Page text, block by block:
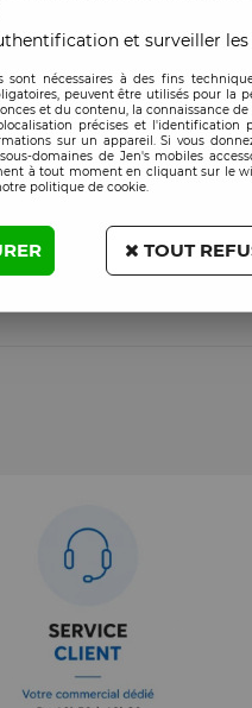
nous disposons d’un
🔋⚡
et surveiller
sont nécessaires à des fins
peuvent être utilisés pour la
et du contenu, la connaissance
précises et l'identification
sur un appareil. Si vous
domaines de Jen's mobiles
à tout moment en cliquant sur le
politique de cookie.
TOUT